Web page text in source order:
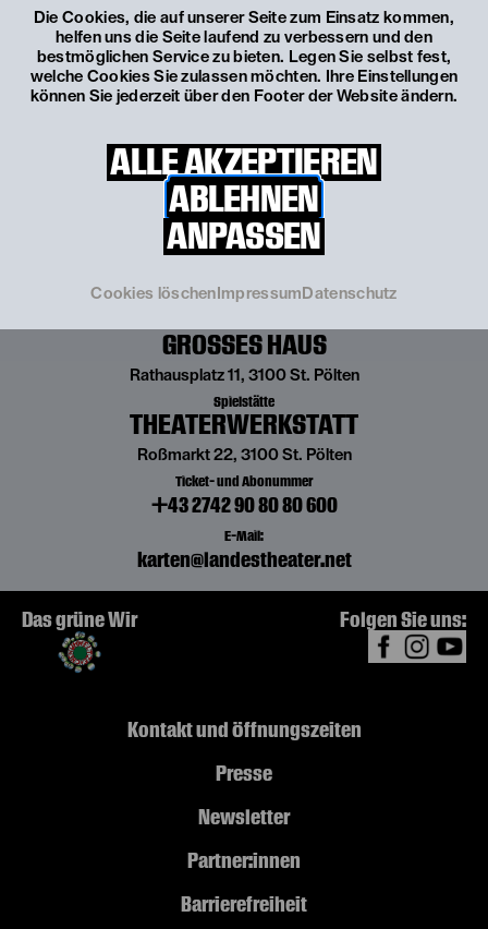
Die Cookies, die auf unserer Seite zum Einsatz kommen,
helfen uns die Seite laufend zu verbessern und den
bestmöglichen Service zu bieten. Legen Sie selbst fest,
welche Cookies Sie zulassen möchten. Ihre Einstellungen
können Sie jederzeit über den Footer der Website ändern.
ALLE AKZEPTIEREN
ABLEHNEN
ANPASSEN
Cookies löschen Impressum Datenschutz
Initiativbewerbungen. Als moderne Arbeitgeber
bevorzugen wir Online-Bewerbungen – über unsere
Jobbörse geht das ganz einfach und ist für Sie und uns
der schnellste Weg zum Erfolg. Ihre Anlagen, wie
Lebenslauf und Anschreiben, laden Sie bequem in allen
gängigen Formaten hoch. Wir sind gespannt auf Ihre
GROSSES HAUS
Rathausplatz 11, 3100 St. Pölten
Spielstätte
THEATERWERKSTATT
Roßmarkt 22, 3100 St. Pölten
Ticket- und Abonummer
+43 2742 90 80 80 600
E-Mail:
karten@landestheater.net
Das grüne Wir Folgen Sie uns:
Kontakt und Öffnungszeiten
Presse
Newsletter
Partner:innen
Barrierefreiheit